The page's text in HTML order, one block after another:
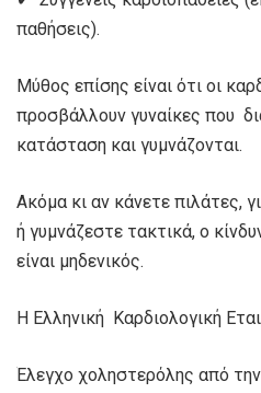
παθήσεις).
Μύθος επίσης είναι ότι οι
προσβάλλουν γυναίκες που
κατάσταση και γυμνάζονται.
Ακόμα κι αν κάνετε πιλάτες,
ή γυμνάζεστε τακτικά, ο
είναι μηδενικός.
Η Ελληνική Καρδιολογική
Έλεγχο χοληστερόλης από